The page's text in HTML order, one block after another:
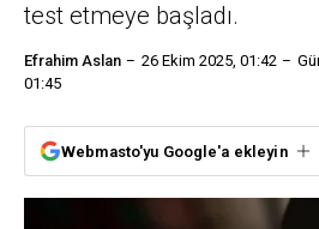
test etmeye başladı.
Efrahim Aslan 26 Ekim 2025, 01:42
01:45
Webmasto'yu Google'a ekleyin